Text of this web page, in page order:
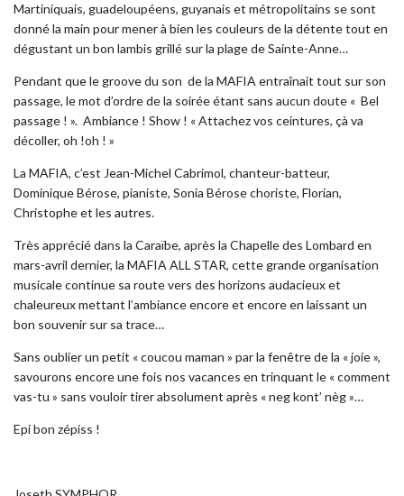
Martiniquais, guadeloupéens, guyanais et métropolitains se sont
donné la main pour mener à bien les couleurs de la détente tout en
dégustant un bon lambis grillé sur la plage de Sainte-Anne…
Pendant que le groove du son de la MAFIA entraînait tout sur son
passage, le mot d’ordre de la soirée étant sans aucun doute « Bel
passage ! ». Ambiance ! Show ! « Attachez vos ceintures, çà va
décoller, oh !oh ! »
La MAFIA, c’est Jean-Michel Cabrimol, chanteur-batteur,
Dominique Bérose, pianiste, Sonia Bérose choriste, Florian,
Christophe et les autres.
Très apprécié dans la Caraïbe, après la Chapelle des Lombard en
mars-avril dernier, la MAFIA ALL STAR, cette grande organisation
musicale continue sa route vers des horizons audacieux et
chaleureux mettant l’ambiance encore et encore en laissant un
bon souvenir sur sa trace…
Sans oublier un petit « coucou maman » par la fenêtre de la « joie »,
savourons encore une fois nos vacances en trinquant le « comment
vas-tu » sans vouloir tirer absolument après « neg kont’ nèg »…
Epi bon zépiss !